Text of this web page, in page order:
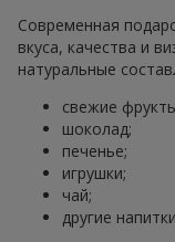
Современная
вкуса, качества и
натуральные
свежие
шоколад;
печенье;
игрушки;
чай;
другие